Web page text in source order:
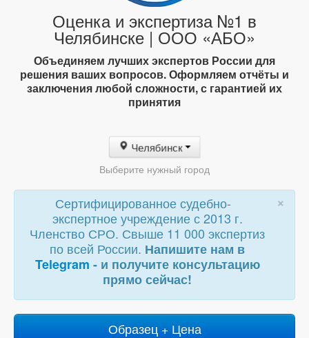
Оценка и экспертиза №1 в
Челябинске | ООО «АБО»
Объединяем лучших экспертов России для
решения ваших вопросов. Оформляем отчёты и
заключения любой сложности, с гарантией их
принятия
Челябинск
Выберите нужный город
×
Сертифицированное судебно-
экспертное учреждение с 2013 г.
Членство СРО. Свыше 11 000 экспертиз
по всей России. Напишите нам в
Telegram - и получите консультацию
прямо сейчас!
Образец + Цена